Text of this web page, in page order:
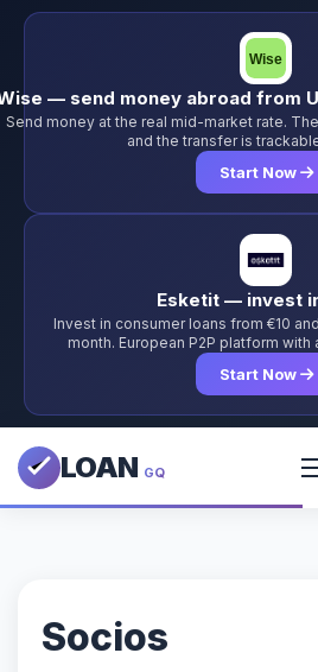
— send money abroad from
Send money at the real mid-market rate.
and the transfer is
Start Now
Esketit — invest
Invest in consumer loans from €10
month. European P2P platform with
Start Now
LOAN GQ
Socios